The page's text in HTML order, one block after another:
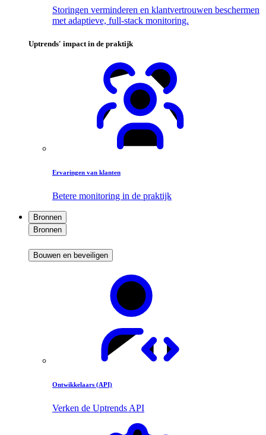
Storingen verminderen en klantvertrouwen beschermen
met adaptieve, full-stack monitoring.
Uptrends' impact in de praktijk
Ervaringen van klanten
Betere monitoring in de praktijk
Bronnen
Bronnen
Bouwen en beveiligen
Ontwikkelaars (API)
Verken de Uptrends API